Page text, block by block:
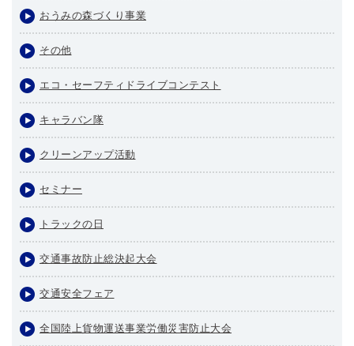
おうみの森づくり事業
その他
エコ・セーフティドライブコンテスト
キャラバン隊
クリーンアップ活動
セミナー
トラックの日
交通事故防止総決起大会
交通安全フェア
全国陸上貨物運送事業労働災害防止大会